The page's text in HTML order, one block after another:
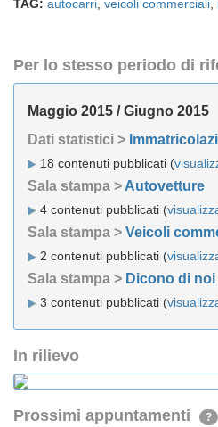
TAG: autocarri veicoli commerciali
Per lo stesso periodo di
Maggio 2015 / Giugno 2015
Dati statistici >
18 contenuti pubblicati (
Sala stampa > Autovetture
4 contenuti pubblicati (
Sala stampa > Veicoli
2 contenuti pubblicati (
Sala stampa > Dicono di noi
3 contenuti pubblicati (
In rilievo
Prossimi appuntamenti ?